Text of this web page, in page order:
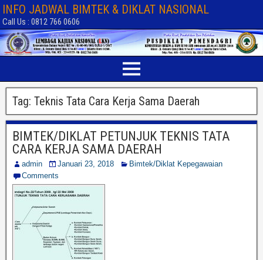
INFO JADWAL BIMTEK & DIKLAT NASIONAL
Call Us : 0812 766 0606
Tag: Teknis Tata Cara Kerja Sama Daerah
BIMTEK/DIKLAT PETUNJUK TEKNIS TATA
CARA KERJA SAMA DAERAH
admin Januari 23, 2018
Bimtek/Diklat Kepegawaian
Comments